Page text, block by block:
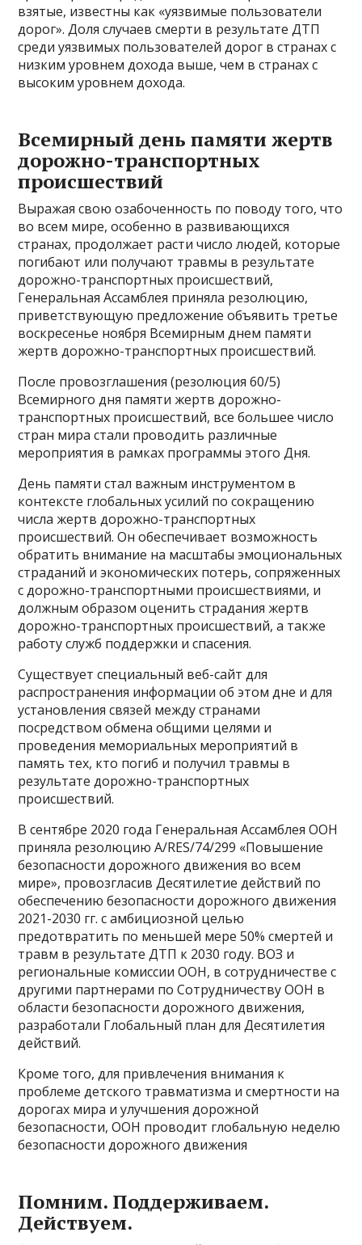
взятые, известны как «уязвимые пользователи
дорог». Доля случаев смерти в результате ДТП
среди уязвимых пользователей дорог в странах с
низким уровнем дохода выше, чем в странах с
высоким уровнем дохода.
Всемирный день памяти жертв
дорожно-транспортных
происшествий
Выражая свою озабоченность по поводу того, что
во всем мире, особенно в развивающихся
странах, продолжает расти число людей, которые
погибают или получают травмы в результате
дорожно-транспортных происшествий,
Генеральная Ассамблея приняла резолюцию,
приветствующую предложение объявить третье
воскресенье ноября Всемирным днем памяти
жертв дорожно-транспортных происшествий.
После провозглашения (резолюция 60/5)
Всемирного дня памяти жертв дорожно-
транспортных происшествий, все большее число
стран мира стали проводить различные
мероприятия в рамках программы этого Дня.
День памяти стал важным инструментом в
контексте глобальных усилий по сокращению
числа жертв дорожно-транспортных
происшествий. Он обеспечивает возможность
обратить внимание на масштабы эмоциональных
страданий и экономических потерь, сопряженных
с дорожно-транспортными происшествиями, и
должным образом оценить страдания жертв
дорожно-транспортных происшествий, а также
работу служб поддержки и спасения.
Существует специальный веб-сайт для
распространения информации об этом дне и для
установления связей между странами
посредством обмена общими целями и
проведения мемориальных мероприятий в
память тех, кто погиб и получил травмы в
результате дорожно-транспортных
происшествий.
В сентябре 2020 года Генеральная Ассамблея ООН
приняла резолюцию A/RES/74/299 «Повышение
безопасности дорожного движения во всем
мире», провозгласив Десятилетие действий по
обеспечению безопасности дорожного движения
2021-2030 гг. с амбициозной целью
предотвратить по меньшей мере 50% смертей и
травм в результате ДТП к 2030 году. ВОЗ и
региональные комиссии ООН, в сотрудничестве с
другими партнерами по Сотрудничеству ООН в
области безопасности дорожного движения,
разработали Глобальный план для Десятилетия
действий.
Кроме того, для привлечения внимания к
проблеме детского травматизма и смертности на
дорогах мира и улучшения дорожной
безопасности, ООН проводит глобальную неделю
безопасности дорожного движения
Помним. Поддерживаем.
Действуем.